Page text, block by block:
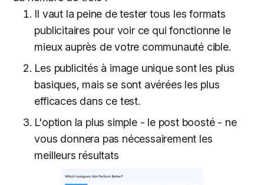
Il vaut la peine de tester tous les formats
publicitaires pour voir ce qui fonctionne le
mieux auprès de votre communauté cible.
Les publicités à image unique sont les plus
basiques, mais se sont avérées les plus
efficaces dans ce test.
L'option la plus simple - le post boosté - ne
vous donnera pas nécessairement les
meilleurs résultats